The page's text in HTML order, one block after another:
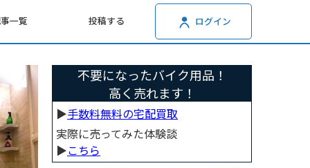
一覧 投稿する ログイン
不要になったバイク用品！
高く売れます！
▶︎手数料無料の宅配買取
実際に売ってみた体験談
▶︎こちら